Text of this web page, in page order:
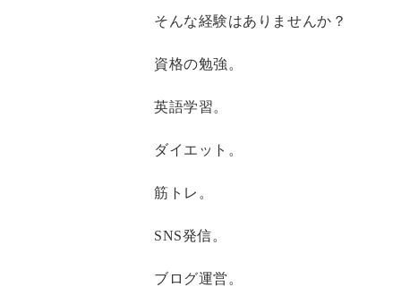
そんな経験はありませんか？
資格の勉強。
英語学習。
ダイエット。
筋トレ。
SNS発信。
ブログ運営。